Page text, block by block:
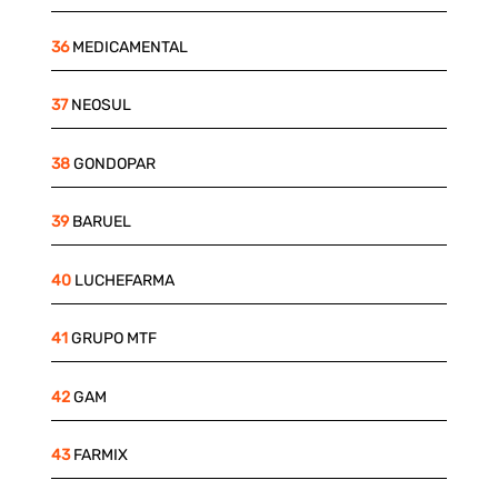
36MEDICAMENTAL
37NEOSUL
38GONDOPAR
39BARUEL
40LUCHEFARMA
41GRUPO MTF
42GAM
43FARMIX